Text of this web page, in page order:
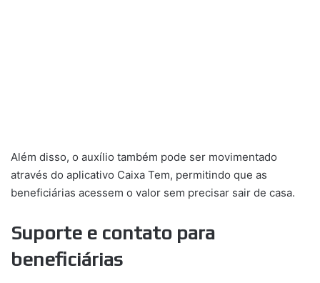
Além disso, o auxílio também pode ser movimentado
através do aplicativo Caixa Tem, permitindo que as
beneficiárias acessem o valor sem precisar sair de casa.
Suporte e contato para
beneficiárias